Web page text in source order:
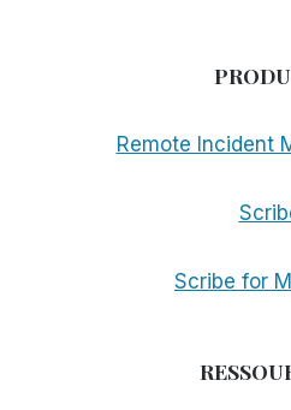
Remote Incident
Scribe for